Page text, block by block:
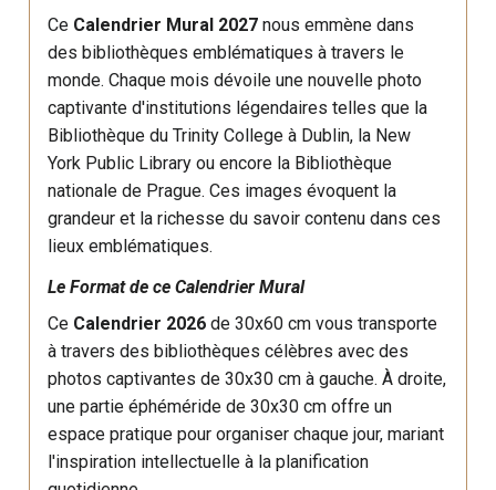
Ce Calendrier Mural 2027 nous emmène dans
des bibliothèques emblématiques à travers le
monde. Chaque mois dévoile une nouvelle photo
captivante d'institutions légendaires telles que la
Bibliothèque du Trinity College à Dublin, la New
York Public Library ou encore la Bibliothèque
nationale de Prague. Ces images évoquent la
grandeur et la richesse du savoir contenu dans ces
lieux emblématiques.
Le Format de ce Calendrier Mural
Ce Calendrier 2026 de 30x60 cm vous transporte
à travers des bibliothèques célèbres avec des
photos captivantes de 30x30 cm à gauche. À droite,
une partie éphéméride de 30x30 cm offre un
espace pratique pour organiser chaque jour, mariant
l'inspiration intellectuelle à la planification